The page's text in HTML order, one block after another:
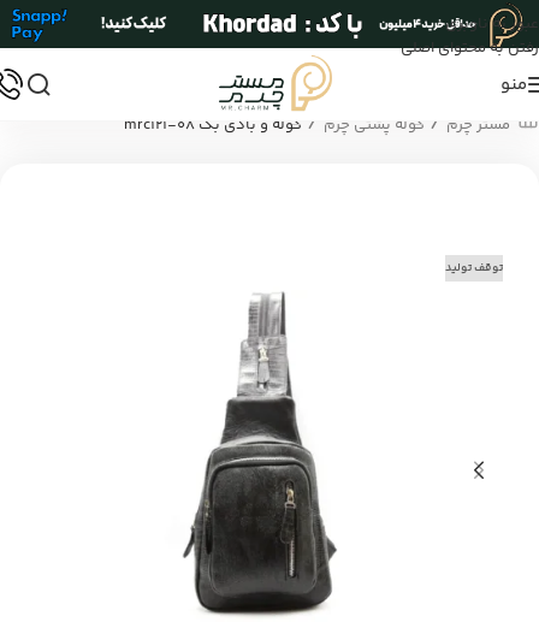
عبور به ناوبری
رفتن به محتوای اصلی
منو
مستر چرم / کوله پشتی چرم / کوله و بادی بگ mrc121-08
توقف تولید